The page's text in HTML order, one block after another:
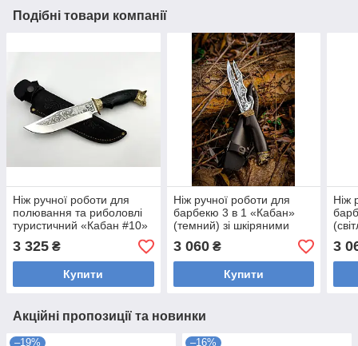
Подібні товари компанії
Ніж ручної роботи для
полювання та риболовлі
туристичний «Кабан #10»
зі шкіряними піхвами
нескладний сталь 95х18
3 325 ₴
Купити
Ніж ручної роботи для
барбекю 3 в 1 «Кабан»
(темний) зі шкіряними
піхвами сталь 95х18
3 060₴
Купити
Ніж
3
Акційні пропозиції та новинки
–19% –16%